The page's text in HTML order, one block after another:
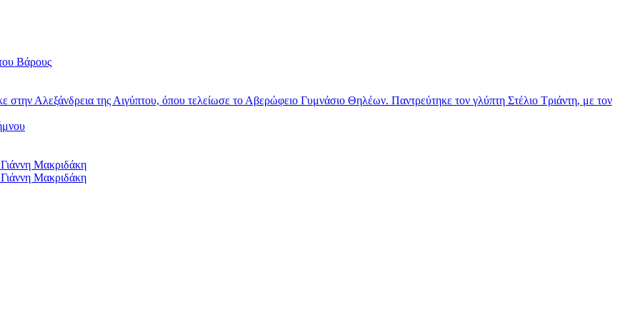
Βάρους
Αλεξάνδρεια της Αιγύπτου, όπου τελείωσε το Αβερώφειο Γυμνάσιο Θηλέων. Παντρεύτηκε τον γλύπτη Στέλιο Τριάντη, με τον
Μακριδάκη
Μακριδάκη